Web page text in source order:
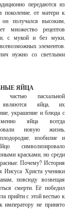
передаются из
поколение, от матери к
получался высоким,
множество рецептов
с мукой и без муки,
элементов.
нужно со светлыми
ЯЙЦА
частью пасхальной
являются яйца, их
украшение и блюда с
яйца всегда
новую жизнь,
изобилие и
символизировало
красками, но среди
Почему? История
Иисуса Христа ученики
повсюду возвещая
смерти. Её победил
прийти с этой вестью к
не принято